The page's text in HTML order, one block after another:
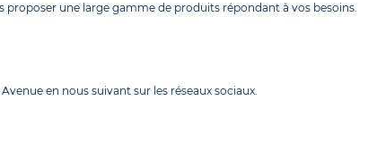
une large gamme de produits répondant à vos besoins.
en nous suivant sur les réseaux sociaux.